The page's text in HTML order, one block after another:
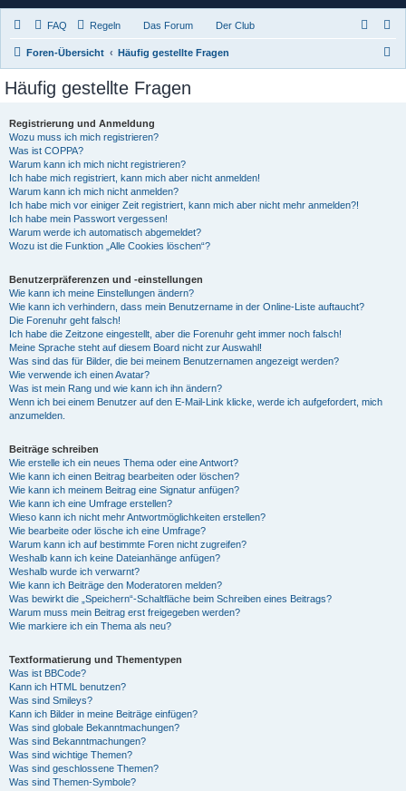
FAQ Regeln Das Forum Der Club
Foren-Übersicht Häufig gestellte Fragen
Häufig gestellte Fragen
Registrierung und Anmeldung
Wozu muss ich mich registrieren?
Was ist COPPA?
Warum kann ich mich nicht registrieren?
Ich habe mich registriert, kann mich aber nicht anmelden!
Warum kann ich mich nicht anmelden?
Ich habe mich vor einiger Zeit registriert, kann mich aber nicht mehr anmelden?!
Ich habe mein Passwort vergessen!
Warum werde ich automatisch abgemeldet?
Wozu ist die Funktion „Alle Cookies löschen“?
Benutzerpräferenzen und -einstellungen
Wie kann ich meine Einstellungen ändern?
Wie kann ich verhindern, dass mein Benutzername in der Online-Liste auftaucht?
Die Forenuhr geht falsch!
Ich habe die Zeitzone eingestellt, aber die Forenuhr geht immer noch falsch!
Meine Sprache steht auf diesem Board nicht zur Auswahl!
Was sind das für Bilder, die bei meinem Benutzernamen angezeigt werden?
Wie verwende ich einen Avatar?
Was ist mein Rang und wie kann ich ihn ändern?
Wenn ich bei einem Benutzer auf den E-Mail-Link klicke, werde ich aufgefordert, mich
anzumelden.
Beiträge schreiben
Wie erstelle ich ein neues Thema oder eine Antwort?
Wie kann ich einen Beitrag bearbeiten oder löschen?
Wie kann ich meinem Beitrag eine Signatur anfügen?
Wie kann ich eine Umfrage erstellen?
Wieso kann ich nicht mehr Antwortmöglichkeiten erstellen?
Wie bearbeite oder lösche ich eine Umfrage?
Warum kann ich auf bestimmte Foren nicht zugreifen?
Weshalb kann ich keine Dateianhänge anfügen?
Weshalb wurde ich verwarnt?
Wie kann ich Beiträge den Moderatoren melden?
Was bewirkt die „Speichern“-Schaltfläche beim Schreiben eines Beitrags?
Warum muss mein Beitrag erst freigegeben werden?
Wie markiere ich ein Thema als neu?
Textformatierung und Thementypen
Was ist BBCode?
Kann ich HTML benutzen?
Was sind Smileys?
Kann ich Bilder in meine Beiträge einfügen?
Was sind globale Bekanntmachungen?
Was sind Bekanntmachungen?
Was sind wichtige Themen?
Was sind geschlossene Themen?
Was sind Themen-Symbole?